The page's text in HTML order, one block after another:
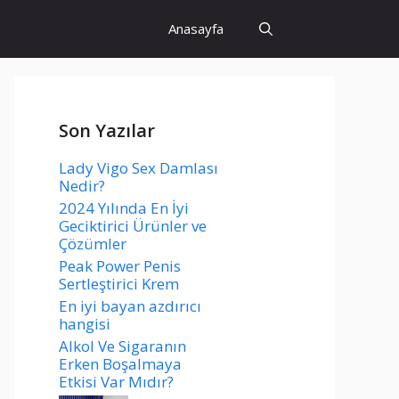
Anasayfa
Son Yazılar
Lady Vigo Sex Damlası
Nedir?
2024 Yılında En İyi
Geciktirici Ürünler ve
Çözümler
Peak Power Penis
Sertleştirici Krem
En iyi bayan azdırıcı
hangisi
Alkol Ve Sigaranın
Erken Boşalmaya
Etkisi Var Mıdır?